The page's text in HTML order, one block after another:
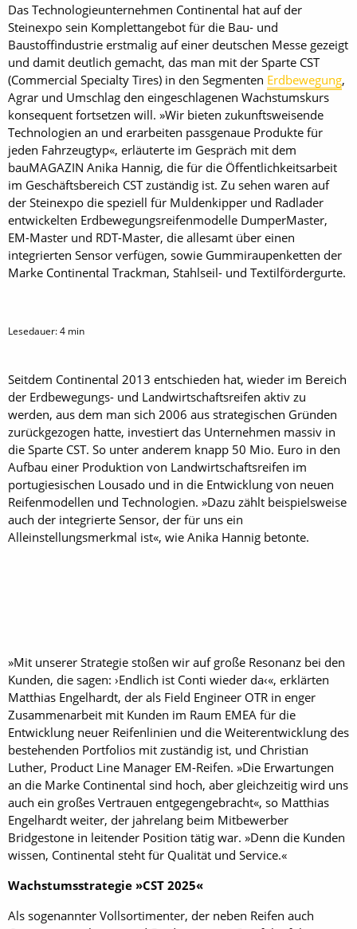
Das Technologieunternehmen Continental hat auf der
Steinexpo sein Komplettangebot für die Bau- und
Baustoffindustrie erstmalig auf einer deutschen Messe gezeigt
und damit deutlich gemacht, das man mit der Sparte CST
(Commercial Specialty Tires) in den Segmenten Erdbewegung,
Agrar und Umschlag den ­eingeschlagenen Wachstumskurs
konsequent fortsetzen will. »Wir bieten zukunftsweisende
Technologien an und erarbeiten passgenaue Produkte für
jeden Fahrzeugtyp«, erläuterte im Gespräch mit dem
bauMAGAZIN Anika Hannig, die für die Öffentlichkeitsarbeit
im Geschäftsbereich CST zuständig ist. Zu sehen waren auf
der Steinexpo die speziell für Muldenkipper und Radlader
entwickelten Erdbewegungsreifenmodelle DumperMaster,
EM-Master und RDT-Master, die allesamt über einen
integrierten Sensor verfügen, sowie Gummi­raupenketten der
Marke Continental Trackman, Stahlseil- und Textilfördergurte.
Lesedauer:4 min
Seitdem Continental 2013 entschieden hat, wieder im Bereich
der Erdbewegungs- und Landwirtschaftsreifen aktiv zu
werden, aus dem man sich 2006 aus strategischen Gründen
zurückgezogen hatte, investiert das Unternehmen massiv in
die Sparte CST. So unter anderem knapp 50 Mio. Euro in den
Aufbau einer Produktion von Landwirtschaftsreifen im
portugiesischen Lousado und in die Entwicklung von neuen
Reifenmodellen und Technologien. »Dazu zählt beispielsweise
auch der integrierte Sensor, der für uns ein
Alleinstellungsmerkmal ist«, wie Anika Hannig betonte.
»Mit unserer Strategie stoßen wir auf große Resonanz bei den
Kunden, die sagen: ›Endlich ist Conti wieder da‹«, erklärten
Matthias Engelhardt, der als Field Engineer OTR in enger
Zusammenarbeit mit Kunden im Raum EMEA für die
Entwicklung neuer Reifenlinien und die Weiterentwicklung des
bestehenden Portfolios mit zuständig ist, und Christian
Luther, Product Line Manager EM-Reifen. »Die Erwartungen
an die Marke Continental sind hoch, aber gleichzeitig wird uns
auch ein großes Vertrauen entgegengebracht«, so Matthias
Engelhardt weiter, der jahrelang beim Mitbewerber
Bridgestone in leitender Position tätig war. »Denn die Kunden
wissen, Continental steht für Qualität und Service.«
Wachstumsstrategie »CST 2025«
Als sogenannter Vollsortimenter, der neben Reifen auch